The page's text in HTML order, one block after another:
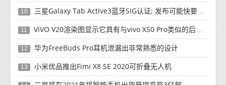
10 三星Galaxy Tab Active3蓝牙SIG认证; 发布可能快要结束了
11 ViVO V20渲染图显示它具有与vivo X50 Pro类似的后部设计
12 华为FreeBuds Pro耳机泄漏出非常熟悉的设计
13 小米优品推出Fimi X8 SE 2020可折叠无人机